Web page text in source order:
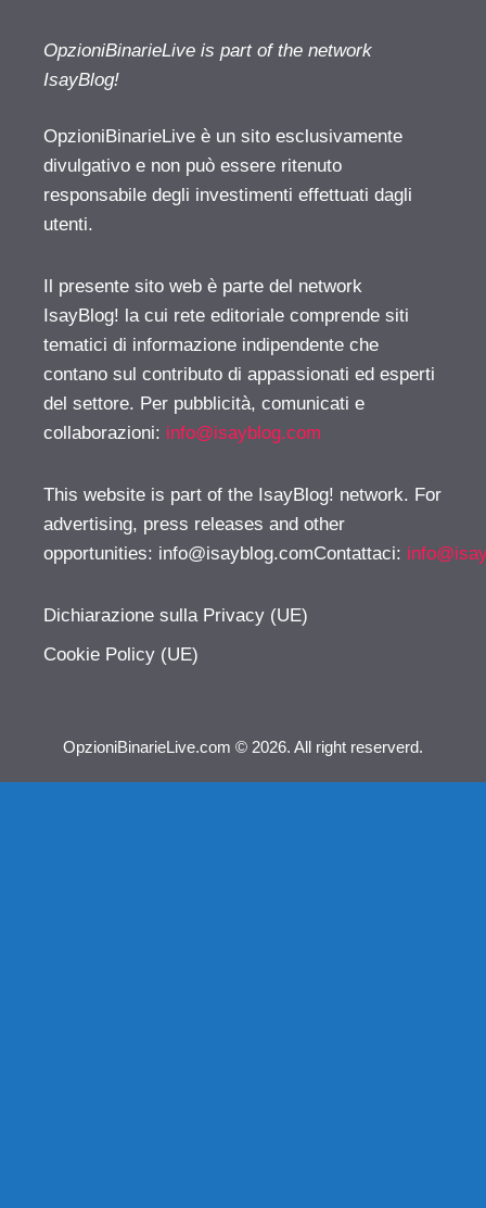
OpzioniBinarieLive is part of the network
IsayBlog!
OpzioniBinarieLive è un sito esclusivamente
divulgativo e non può essere ritenuto
responsabile degli investimenti effettuati dagli
utenti.
Il presente sito web è parte del network
IsayBlog! la cui rete editoriale comprende siti
tematici di informazione indipendente che
contano sul contributo di appassionati ed esperti
del settore. Per pubblicità, comunicati e
collaborazioni: info@isayblog.com
This website is part of the IsayBlog! network. For
advertising, press releases and other
opportunities: info@isayblog.comContattaci:
Dichiarazione sulla Privacy (UE)
Cookie Policy (UE)
OpzioniBinarieLive.com © 2026. All right reserverd.